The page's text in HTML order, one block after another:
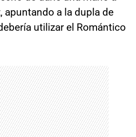
apuntando a la dupla de
utilizar el Romántico